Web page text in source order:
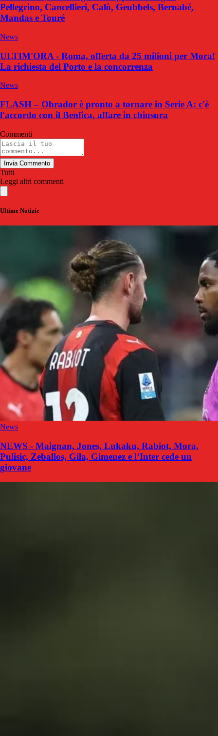
Pellegrino, Cancellieri, Calò, Geubbels, Bernabé,
Mandas e Touré
News
ULTIM'ORA - Roma, offerta da 25 milioni per Mora!
La richiesta del Porto e la concorrenza
News
FLASH – Obrador è pronto a tornare in Serie A: c'è
l'accordo con il Benfica, affare in chiusura
Commenti
Invia Commento
Tutti
Leggi altri commenti
Ultime Notizie
News
NEWS - Maignan, Jones, Lukaku, Rabiot, Mora,
Pulisic, Zeballos, Gila, Gimenez e l’Inter cede un
giovane